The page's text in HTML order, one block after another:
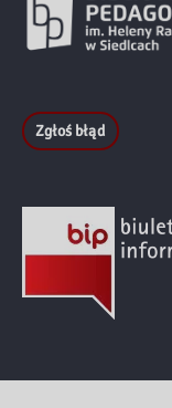
Zgłoś błąd